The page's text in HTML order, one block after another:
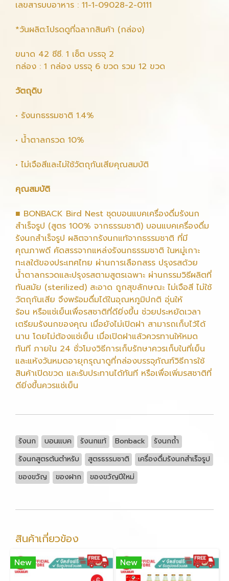
เลขสารบบอาหาร : 11-1-09028-2-0111
*วันผลิต:โปรดดูที่ฉลากสินค้า (กล่อง)
ขนาด 42 ซีซี. 1 เซ็ต บรรจุ 2
กล่อง : 1 กล่อง บรรจุ 6 ขวด รวม 12 ขวด
วัตถุดิบ
• รังนกธรรมชาติ 1.4%
• น้ำตาลกรวด 10%
• ไม่เจือสีและไม่ใช้วัตถุกันเสียคุณสมบัติ
คุณสมบัติ
■ BONBACK Bird Nest ชุดบอนแบคเครื่องดื่มรังนก
สำเร็จรูป (สูตร 100% จากธรรมชาติ) บอนแบคเครื่องดื่ม
รังนกสำเร็จรูป ผลิตจากรังนกแท้จากธรรมชาติ ที่มี
คุณภาพดี คัดสรรจากแหล่งรังนกธรรมชาติ ในหมู่เกาะ
ทะเลใต้ของประเทศไทย ผ่านการเลือกสรร ปรุงรสด้วย
น้ำตาลกรวดและปรุงรสตามสูตรเฉพาะ ผ่านกรรมวิธีผลิตที่
ทันสมัย (sterilized) สะอาด ถูกสุขลักษณะ ไม่เจือสี ไม่ใช้
วัตถุกันเสีย จึงพร้อมดื่มได้ในอุณหภูมิปกติ อุ่นให้
ร้อน หรือแช่เย็นเพื่อรสชาติที่ดียิ่งขึ้น ช่วยประหยัดเวลา
เตรียมรังนกของคุณ เมื่อยังไม่เปิดฝา สามารถเก็บไว้ได้
นาน โดยไม่ต้องแช่เย็น เมื่อเปิดฝาแล้วควรทานให้หมด
ทันที ภายใน 24 ชั่วโมงวิธีการเก็บรักษาควรเก็บในที่เย็น
และแห้งวันหมดอายุกรุณาดูที่กล่องบรรจุภัณฑ์วิธีการใช้
สินค้าเปิดขวด และรับประทานได้ทันที หรือเพื่อเพิ่มรสชาติที่
ดียิ่งขึ้นควรแช่เย็น
รังนก บอนแบค รังนกแท้ Bonback
รังนกถ้ำ
รังนกสูตรต้นตำหรับ
สูตรธรรมชาติ
เครื่องดื่มรังนกสำเร็จรูป
ของขวัญ
ของฝาก ของขวัญปีใหม่
สินค้าเกี่ยวข้อง
New New